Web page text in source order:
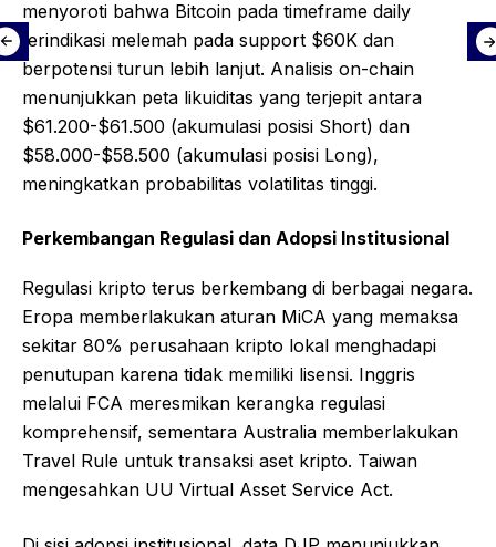
menyoroti bahwa Bitcoin pada timeframe daily
terindikasi melemah pada support $60K dan
berpotensi turun lebih lanjut. Analisis on-chain
menunjukkan peta likuiditas yang terjepit antara
$61.200-$61.500 (akumulasi posisi Short) dan
$58.000-$58.500 (akumulasi posisi Long),
meningkatkan probabilitas volatilitas tinggi.
Perkembangan Regulasi dan Adopsi Institusional
Regulasi kripto terus berkembang di berbagai negara.
Eropa memberlakukan aturan MiCA yang memaksa
sekitar 80% perusahaan kripto lokal menghadapi
penutupan karena tidak memiliki lisensi. Inggris
melalui FCA meresmikan kerangka regulasi
komprehensif, sementara Australia memberlakukan
Travel Rule untuk transaksi aset kripto. Taiwan
mengesahkan UU Virtual Asset Service Act.